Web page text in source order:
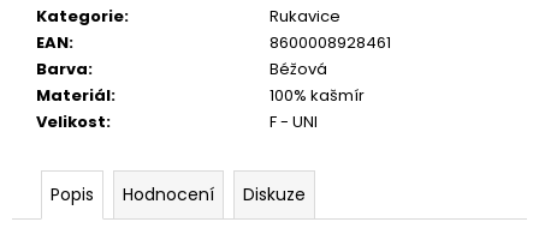
Kategorie:
Rukavice
EAN:
8600008928461
Barva:
Béžová
Materiál:
100% kašmír
Velikost: F - UNI
Popis Hodnocení Diskuze
u
č
u
m